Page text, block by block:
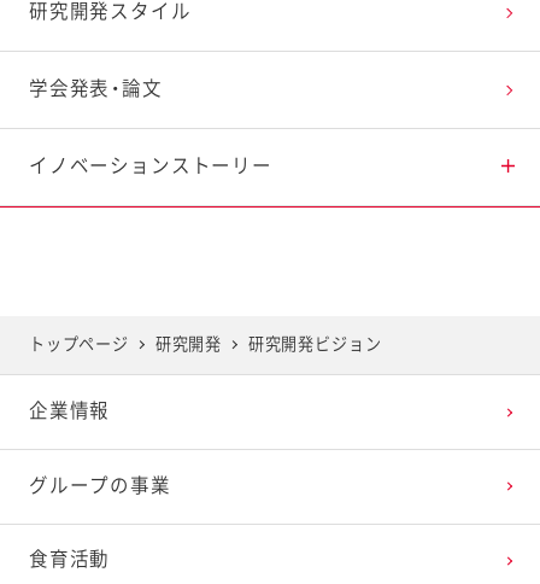
野菜の研究
卵の研究
ファインケミカルの研究
おいしさの研究
健康・栄養の研究
独自素材の研究
研究開発スタイル
学会発表・論文
イノベーションストーリー
研究レポート マヨネーズの摂取がご飯摂取後の血
糖応答に及ぼす影響
研究レポート サラダがもたらす情緒的な価値を探
る研究が始動
研究レポート 親子で料理をする経験が子どもの心
トップページ 研究開発 研究開発ビジョン
企業情報
グループの事業
食育活動